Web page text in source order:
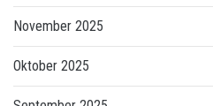
November 2025
Oktober 2025